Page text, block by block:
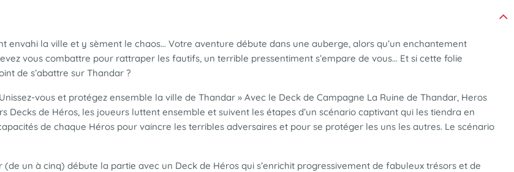
envahi la ville et y sèment le chaos… Votre aventure débute dans une auberge, alors qu’un enchantement
vous combattre pour rattraper les fautifs, un terrible pressentiment s’empare de vous… Et si cette folie
de s’abattre sur Thandar ?
vous et protégez ensemble la ville de Thandar » Avec le Deck de Campagne La Ruine de Thandar, Heros
Decks de Héros, les joueurs luttent ensemble et suivent les étapes d’un scénario captivant qui les tiendra en
de chaque Héros pour vaincre les terribles adversaires et pour se protéger les uns les autres. Le scénario
un à cinq) débute la partie avec un Deck de Héros qui s’enrichit progressivement de fabuleux trésors et de